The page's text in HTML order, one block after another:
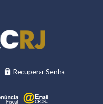
Recuperar Senha